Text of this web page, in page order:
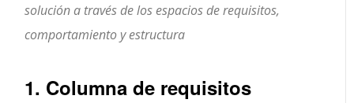
solución a través de los espacios de requisitos,
comportamiento y estructura
1. Columna de requisitos